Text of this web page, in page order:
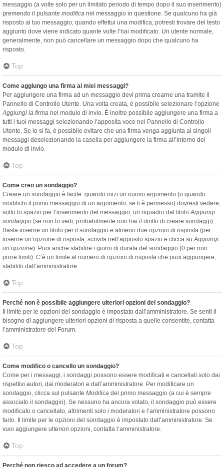
messaggio (a volte solo per un limitato periodo di tempo dopo il suo inserimento)
premendo il pulsante modifica nel messaggio in questione. Se qualcuno ha già
risposto al tuo messaggio, quando effettui una modifica, potresti trovare del testo
aggiunto dove viene indicato quante volte l’hai modificato. Un utente normale,
generalmente, non può cancellare un messaggio dopo che qualcuno ha
risposto.
Top
Come aggiungo una firma ai miei messaggi?
Per aggiungere una firma ad un messaggio devi prima crearne una tramite il
Pannello di Controllo Utente. Una volta creata, è possibile selezionare l’opzione
Aggiungi la firma nel modulo di invio. È inoltre possibile aggiungere una firma a
tutti i tuoi messaggi selezionando l’apposita voce nel Pannello di Controllo
Utente. Se lo si fa, è possibile evitare che una firma venga aggiunta ai singoli
messaggi deselezionando la casella per aggiungere la firma all’interno del
modulo di invio.
Top
Come creo un sondaggio?
Creare un sondaggio è facile: quando inizi un nuovo argomento (o quando
modifichi il primo messaggio di un argomento, se ti è permesso) dovresti vedere,
sotto lo spazio per l’inserimento del messaggio, un riquadro dal titoloAggiungi
sondaggio (se non lo vedi, probabilmente non hai il diritto di creare sondaggi).
Basta inserire un titolo per il sondaggio e almeno due opzioni di risposta (per
inserire un’opzione di risposta, scrivila nell’apposito spazio e clicca suAggiungi
un’opzione). Puoi anche stabilire i giorni di durata del sondaggio (0 per non
porre limiti). C’è un limite al numero di opzioni di risposta che puoi aggiungere,
stabilito dall’amministratore.
Top
Perché non è possibile aggiungere ulteriori opzioni del sondaggio?
Il limite per le opzioni del sondaggio è impostato dall’amministratore. Se senti il
bisogno di aggiungere ulteriori opzioni di risposta a quelle consentite, contatta
l’amministratore del Forum.
Top
Come modifico o cancello un sondaggio?
Come per i messaggi, i sondaggi possono essere modificati e cancellati solo dai
rispettivi autori, dai moderatori e dall’amministratore. Per modificare un
sondaggio, clicca sul pulsante Modifica del primo messaggio (a cui è sempre
associato il sondaggio). Se nessuno ha ancora votato, il sondaggio può essere
modificato o cancellato, altrimenti solo i moderatori e l’amministratore possono
farlo. Il limite per le opzioni del sondaggio è impostato dall’amministratore. Se
vuoi aggiungere ulteriori opzioni, contatta l’amministratore.
Top
Perché non riesco ad accedere a un forum?